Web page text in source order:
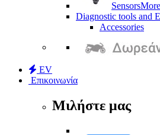
Sensors
Diagnostic tools and
Accessories
EV
Επικοινωνία
Μιλήστε μας